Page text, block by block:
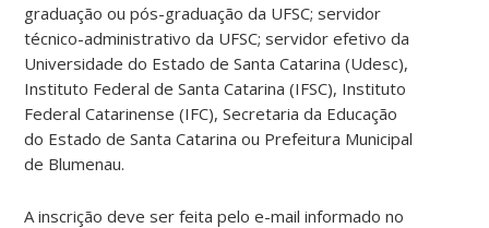
graduação ou pós-graduação da UFSC; servidor
técnico-administrativo da UFSC; servidor efetivo da
Universidade do Estado de Santa Catarina (Udesc),
Instituto Federal de Santa Catarina (IFSC), Instituto
Federal Catarinense (IFC), Secretaria da Educação
do Estado de Santa Catarina ou Prefeitura Municipal
de Blumenau.
A inscrição deve ser feita pelo e-mail informado no